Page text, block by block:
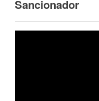
Sancionador